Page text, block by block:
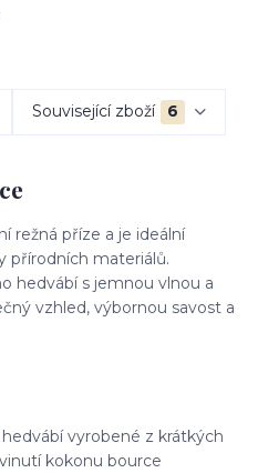
Související zboží 6
režná příze a je ideální
přírodních materiálů.
hedvábí s jemnou vlnou a
vzhled, výbornou savost a
vyrobené z krátkých
kokonu bource